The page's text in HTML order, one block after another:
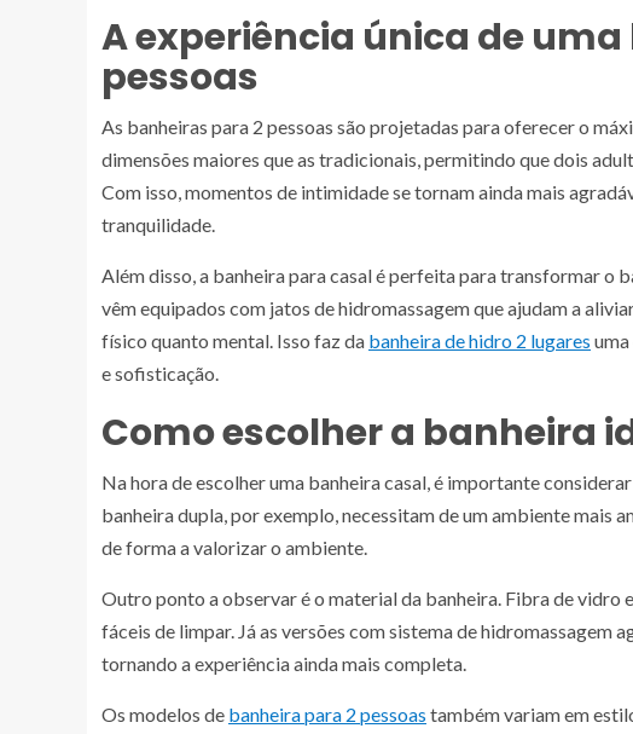
A experiência única de
pessoas
As banheiras para 2 pessoas são projetadas para oferecer o
dimensões maiores que as tradicionais, permitindo que dois
Com isso, momentos de intimidade se tornam ainda mais
tranquilidade.
Além disso, a banheira para casal é perfeita para transformar o
vêm equipados com jatos de hidromassagem que ajudam a
físico quanto mental. Isso faz da banheira de hidro 2 lugares
e sofisticação.
Como escolher a banheira
Na hora de escolher uma banheira casal, é importante
banheira dupla, por exemplo, necessitam de um ambiente mais
de forma a valorizar o ambiente.
Outro ponto a observar é o material da banheira. Fibra de vidro
fáceis de limpar. Já as versões com sistema de hidromassagem
tornando a experiência ainda mais completa.
Os modelos de banheira para 2 pessoas também variam em